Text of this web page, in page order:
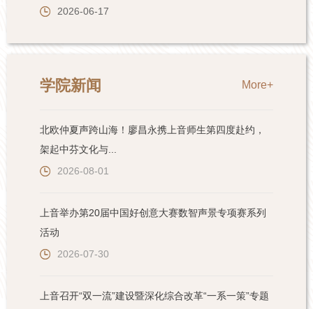
学院新闻 More+
北欧仲夏声跨山海！廖昌永携上音师生第四度赴约，
架起中芬文化与...
2026-08-01
上音举办第20届中国好创意大赛数智声景专项赛系列
活动
2026-07-30
上音召开“双一流”建设暨深化综合改革“一系一策”专题